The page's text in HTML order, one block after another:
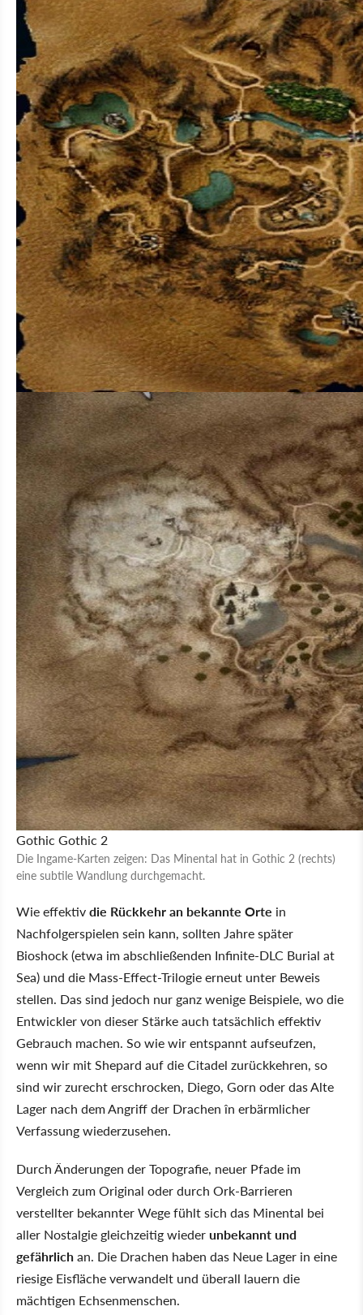
Gothic Gothic 2
Die Ingame-Karten zeigen: Das Minental hat in Gothic 2 (rechts)
eine subtile Wandlung durchgemacht.
Wie effektivdie Rückkehr an bekannte Orte in
Nachfolgerspielen sein kann, sollten Jahre später
Bioshock (etwa im abschließenden Infinite-DLC Burial at
Sea) und die Mass-Effect-Trilogie erneut unter Beweis
stellen. Das sind jedoch nur ganz wenige Beispiele, wo die
Entwickler von dieser Stärke auch tatsächlich effektiv
Gebrauch machen. So wie wir entspannt aufseufzen,
wenn wir mit Shepard auf die Citadel zurückkehren, so
sind wir zurecht erschrocken, Diego, Gorn oder das Alte
Lager nach dem Angriff der Drachen în erbärmlicher
Verfassung wiederzusehen.
Durch Änderungen der Topografie, neuer Pfade im
Vergleich zum Original oder durch Ork-Barrieren
verstellter bekannter Wege fühlt sich das Minental bei
aller Nostalgie gleichzeitig wiederunbekannt und
gefährlichan. Die Drachen haben das Neue Lager in eine
riesige Eisfläche verwandelt und überall lauern die
mächtigen Echsenmenschen.